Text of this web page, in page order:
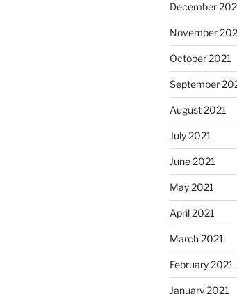
December
November
October 2021
September
August 2021
July 2021
June 2021
May 2021
April 2021
March 2021
February 2021
January 2021